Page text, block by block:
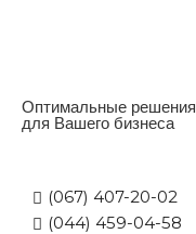
Оптимальные решения
для Вашего бизнеса
(067) 407-20-02
(044) 459-04-58